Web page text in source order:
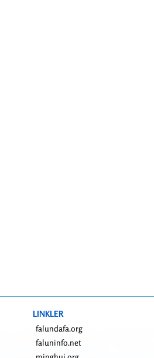
LINKLER
falundafa.org
faluninfo.net